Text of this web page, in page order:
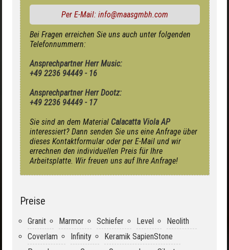
Per E-Mail: info@maasgmbh.com
Bei Fragen erreichen Sie uns auch unter folgenden
Telefonnummern:
Ansprechpartner Herr Music:
+49 2236 94449 - 16
Ansprechpartner Herr Dootz:
+49 2236 94449 - 17
Sie sind an dem Material Calacatta Viola AP
interessiert? Dann senden Sie uns eine Anfrage über
dieses Kontaktformular oder per E-Mail und wir
errechnen den individuellen Preis für Ihre
Arbeitsplatte. Wir freuen uns auf Ihre Anfrage!
Preise
Granit Marmor Schiefer Level
Neolith
Coverlam
Infinity
Keramik SapienStone